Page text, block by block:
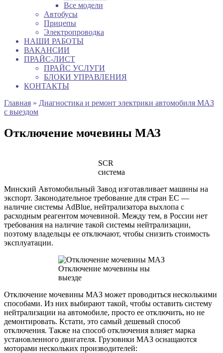
Все модели
Автобусы
Прицепы
Электропроводка
НАШИ РАБОТЫ
ВАКАНСИИ
ПРАЙС-ЛИСТ
ПРАЙС УСЛУГИ
БЛОКИ УПРАВЛЕНИЯ
КОНТАКТЫ
Главная » Диагностика и ремонт электрики автомобиля МАЗ
с выездом
Отключение мочевины МАЗ
SCR
система
Минский Автомобильный Завод изготавливает машины на
экспорт. Законодательное требование для стран ЕС —
наличие системы AdBlue, нейтрализатора выхлопа с
расходным реагентом мочевиной. Между тем, в России нет
требования на наличие такой системы нейтрализации,
поэтому владельцы ее отключают, чтобы снизить стоимость
эксплуатации.
Отключение мочевины ны
выезде
Отключение мочевины МАЗ может проводиться несколькими
способами. Из них выбирают такой, чтобы оставить систему
нейтрализации на автомобиле, просто ее отключить, но не
демонтировать. Кстати, это самый дешевый способ
отключения. Также на способ отключения влияет марка
установленного двигателя. Грузовики МАЗ оснащаются
моторами нескольких производителей: